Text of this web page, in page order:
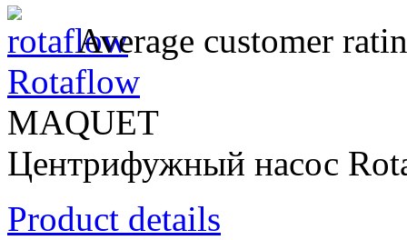
Average customer
Rotaflow
MAQUET
Центрифужный насос
Product details